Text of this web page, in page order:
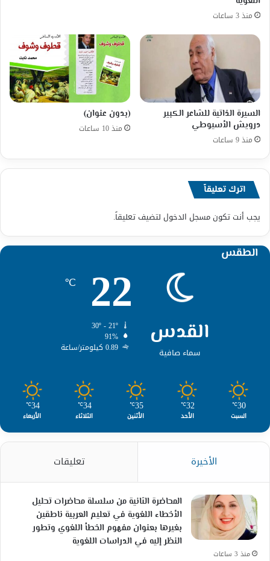
منذ 3 ساعات
السيرة الذاتية للشاعر الكبير
درويش الأسيوطي
منذ 9 ساعات
(بدون عنوان)
منذ 10 ساعات
اترك تعليقاً
يجب أنت تكونمسجل الدخول لتضيف تعليقاً.
الطقس
القدس
سماء صافية
22
℃
91%
0.89 كيلومتر/ساعة
30
℃
السبت
32
℃
الأحد
35
℃
الأثنين
34
℃
الثلاثاء
34
℃
الأربعاء
الأخيرة تعليقات
المحاضرة الثانية من سلسلة محاضرات تحليل
الأخطاء اللغوية في تعليم العربية ناطقين
بغيرها بعنوان مفهوم الخطأ اللغوي وتطور
النظر إليه في الدراسات اللغوية
منذ 3 ساعات